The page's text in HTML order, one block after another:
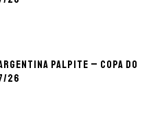
palpite – Copa do
26